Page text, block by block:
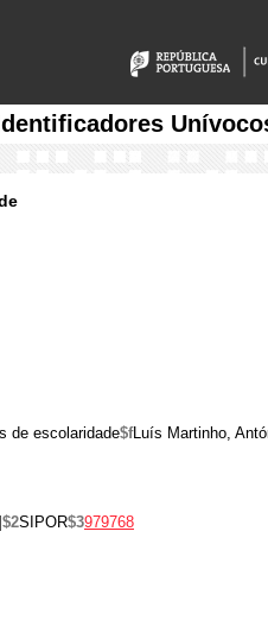
de escolaridade$fLuís Martinho,
$2SIPOR$3979768